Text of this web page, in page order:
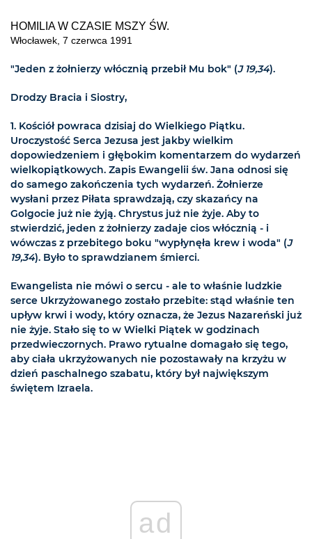
HOMILIA W CZASIE MSZY ŚW.
Włocławek, 7 czerwca 1991
"Jeden z żołnierzy włócznią przebił Mu bok" (J 19,34).
Drodzy Bracia i Siostry,
1. Kościół powraca dzisiaj do Wielkiego Piątku.
Uroczystość Serca Jezusa jest jakby wielkim
dopowiedzeniem i głębokim komentarzem do wydarzeń
wielkopiątkowych. Zapis Ewangelii św. Jana odnosi się
do samego zakończenia tych wydarzeń. Żołnierze
wysłani przez Piłata sprawdzają, czy skazańcy na
Golgocie już nie żyją. Chrystus już nie żyje. Aby to
stwierdzić, jeden z żołnierzy zadaje cios włócznią - i
wówczas z przebitego boku "wypłynęła krew i woda" (J
19,34). Było to sprawdzianem śmierci.
Ewangelista nie mówi o sercu - ale to właśnie ludzkie
serce Ukrzyżowanego zostało przebite: stąd właśnie ten
upływ krwi i wody, który oznacza, że Jezus Nazareński już
nie żyje. Stało się to w Wielki Piątek w godzinach
przedwieczornych. Prawo rytualne domagało się tego,
aby ciała ukrzyżowanych nie pozostawały na krzyżu w
dzień paschalnego szabatu, który był największym
świętem Izraela.
ad